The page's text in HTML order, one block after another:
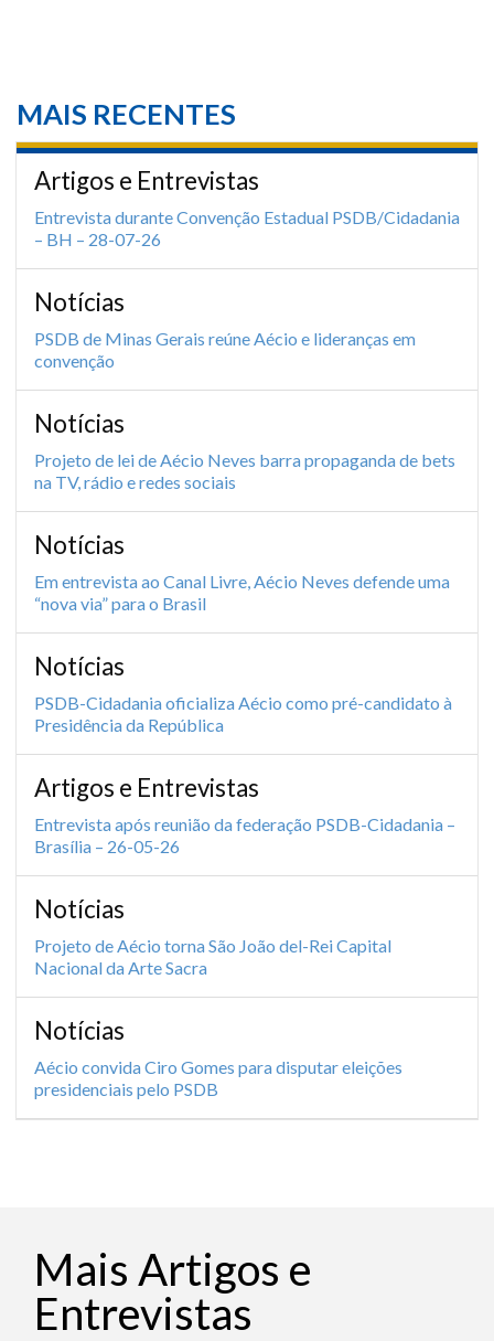
MAIS RECENTES
Artigos e Entrevistas
Entrevista durante Convenção Estadual PSDB/Cidadania
– BH – 28-07-26
Notícias
PSDB de Minas Gerais reúne Aécio e lideranças em
convenção
Notícias
Projeto de lei de Aécio Neves barra propaganda de bets
na TV, rádio e redes sociais
Notícias
Em entrevista ao Canal Livre, Aécio Neves defende uma
“nova via” para o Brasil
Notícias
PSDB-Cidadania oficializa Aécio como pré-candidato à
Presidência da República
Artigos e Entrevistas
Entrevista após reunião da federação PSDB-Cidadania –
Brasília – 26-05-26
Notícias
Projeto de Aécio torna São João del-Rei Capital
Nacional da Arte Sacra
Notícias
Aécio convida Ciro Gomes para disputar eleições
presidenciais pelo PSDB
Mais Artigos e
Entrevistas